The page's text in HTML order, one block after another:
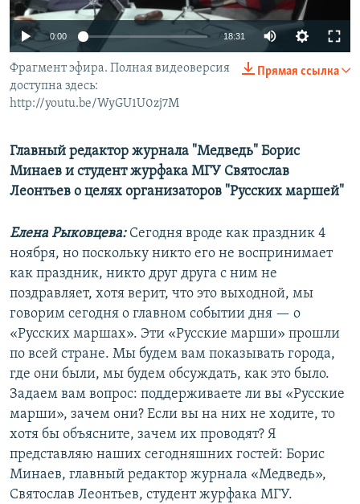
0:00 18:31
Прямая ссылка
Фрагмент эфира. Полная видеоверсия
доступна здесь:
http://youtu.be/WyGU1U0zj7M
Главный редактор журнала "Медведь" Борис
Минаев и студент журфака МГУ Святослав
Леонтьев о целях организаторов "Русских маршей"
Елена Рыковцева:Сегодня вроде как праздник 4
ноября, но поскольку никто его не воспринимает
как праздник, никто друг друга с ним не
поздравляет, хотя верит, что это выходной, мы
говорим сегодня о главном событии дня — о
«Русских маршах». Эти «Русские марши» прошли
по всей стране. Мы будем вам показывать города,
где они были, мы будем обсуждать, как это было.
Задаем вам вопрос: поддерживаете ли вы «Русские
марши», зачем они? Если вы на них не ходите, то
хотя бы объясните, зачем их проводят? Я
представляю наших сегодняшних гостей: Борис
Минаев, главный редактор журнала «Медведь»,
Святослав Леонтьев, студент журфака МГУ.